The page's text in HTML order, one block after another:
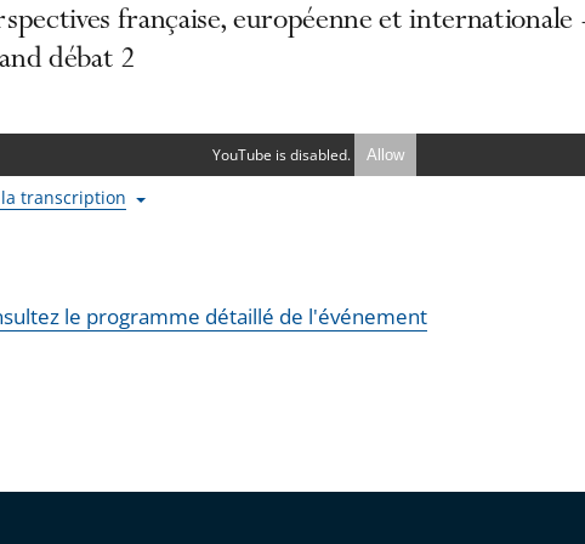
française, européenne et internationale
débat 2
YouTube is disabled. Allow
transcription
le programme détaillé de l'événement